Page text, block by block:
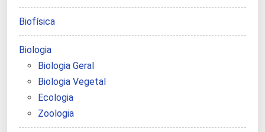
Biofísica
Biologia
Biologia Geral
Biologia Vegetal
Ecologia
Zoologia